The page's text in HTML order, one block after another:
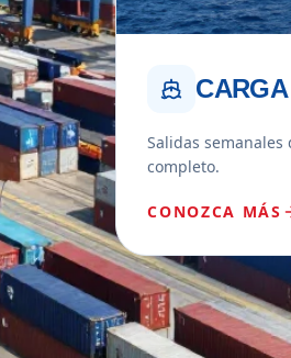
Salidas semanales
completo.
CONOZCA MÁS